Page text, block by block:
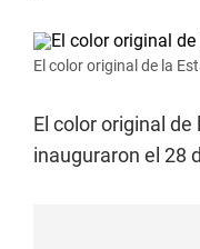
El color original de la
El color original de
inauguraron el 28